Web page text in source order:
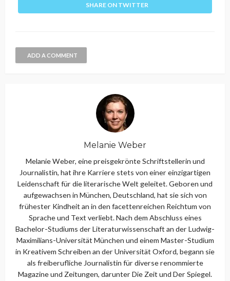
SHARE ON TWITTER
ADD A COMMENT
Melanie Weber
Melanie Weber, eine preisgekrönte Schriftstellerin und
Journalistin, hat ihre Karriere stets von einer einzigartigen
Leidenschaft für die literarische Welt geleitet. Geboren und
aufgewachsen in München, Deutschland, hat sie sich von
frühester Kindheit an in den facettenreichen Reichtum von
Sprache und Text verliebt. Nach dem Abschluss eines
Bachelor-Studiums der Literaturwissenschaft an der Ludwig-
Maximilians-Universität München und einem Master-Studium
in Kreativem Schreiben an der Universität Oxford, begann sie
als freiberufliche Journalistin für diverse renommierte
Magazine und Zeitungen, darunter Die Zeit und Der Spiegel.